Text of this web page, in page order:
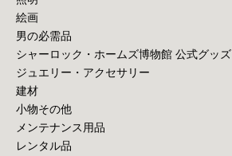
絵画
男の必需品
シャーロック・ホームズ博物館 公式グッズ
ジュエリー・アクセサリー
建材
小物その他
メンテナンス用品
レンタル品